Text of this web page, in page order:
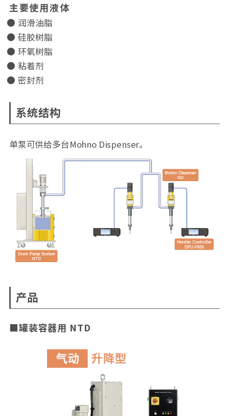
主要使用液体
润滑油脂
硅胶树脂
环氧树脂
粘着剂
密封剂
系统结构
单泵可供给多台Mohno Dispenser。
产品
罐装容器用 NTD